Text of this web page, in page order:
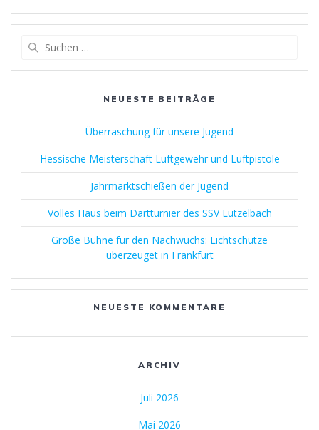
NEUESTE BEITRÄGE
Überraschung für unsere Jugend
Hessische Meisterschaft Luftgewehr und Luftpistole
Jahrmarktschießen der Jugend
Volles Haus beim Dartturnier des SSV Lützelbach
Große Bühne für den Nachwuchs: Lichtschütze
überzeuget in Frankfurt
NEUESTE KOMMENTARE
ARCHIV
Juli 2026
Mai 2026